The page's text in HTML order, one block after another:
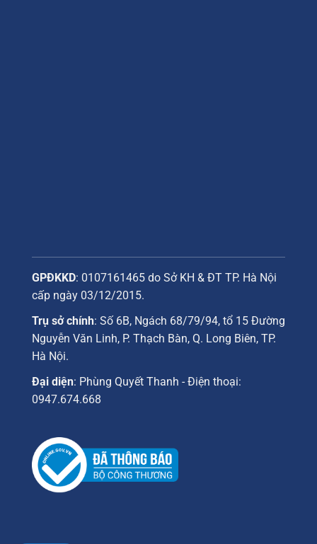
GPĐKKD: 0107161465 do Sở KH & ĐT TP. Hà Nội
cấp ngày 03/12/2015.
Trụ sở chính: Số 6B, Ngách 68/79/94, tổ 15 Đường
Nguyễn Văn Linh, P. Thạch Bàn, Q. Long Biên, TP.
Hà Nội.
Đại diện: Phùng Quyết Thanh - Điện thoại:
0947.674.668